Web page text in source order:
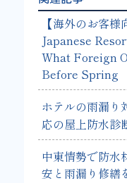
【海外のお客
Japanese
What Foreign
Before Spring
ホテルの雨漏り
応の屋上防水診
中東情勢で防水
安と雨漏り修繕